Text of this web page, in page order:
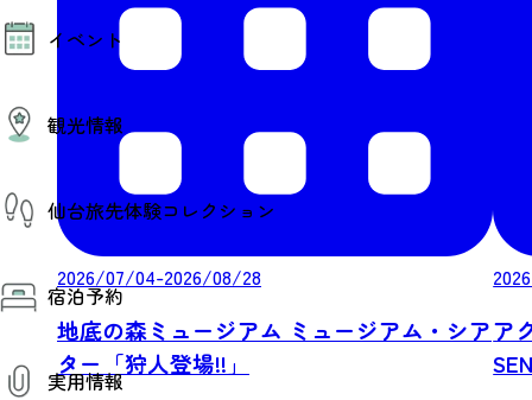
モデルコース
AIおまかせコース
オリジナルプラン
イベント
その他イベント情報（音楽・展示会）
スポーツ情報
コンベンション情報
観光情報
観光スポット
温泉
美味いもの
季節のイベント
プロスポーツチーム・プロオーケストラ
仙台の銘品
仙台夜時間
宿泊施設
仙台観光マップ
仙台旅先体験コレクション
仙台旅先体験コレクション
体験プログラム検索（予約）
体験事業者からのお知らせ
体験トピックス
体験事業者
宿泊予約
宿泊予約
実用情報
2026/07/04-2026/08/28
地底の森ミュージアム ミュージアム・シア
ター「狩人登場!!」
ア